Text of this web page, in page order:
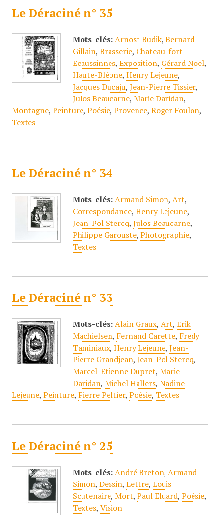
Le Déraciné n° 35
Mots-clés: Arnost Budik, Bernard
Gillain, Brasserie, Chateau-fort -
Ecaussinnes, Exposition, Gérard Noel,
Haute-Bléone, Henry Lejeune,
Jacques Ducaju, Jean-Pierre Tissier,
Julos Beaucarne, Marie Daridan,
Montagne, Peinture, Poésie, Provence, Roger Foulon,
Textes
Le Déraciné n° 34
Mots-clés: Armand Simon, Art,
Correspondance, Henry Lejeune,
Jean-Pol Stercq, Julos Beaucarne,
Philippe Garouste, Photographie,
Textes
Le Déraciné n° 33
Mots-clés: Alain Graux, Art, Erik
Machielsen, Fernand Carette, Fredy
Taminiaux, Henry Lejeune, Jean-
Pierre Grandjean, Jean-Pol Stercq,
Marcel-Etienne Dupret, Marie
Daridan, Michel Hallers, Nadine
Lejeune, Peinture, Pierre Peltier, Poésie, Textes
Le Déraciné n° 25
Mots-clés: André Breton, Armand
Simon, Dessin, Lettre, Louis
Scutenaire, Mort, Paul Eluard, Poésie,
Textes, Vision